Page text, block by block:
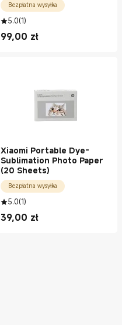
Bezpłatna wysyłka
5.0(1)
99,00 zł
Current Price zł99.00
Xiaomi Portable Dye-
Sublimation Photo Paper
(20 Sheets)
Bezpłatna wysyłka
5.0(1)
39,00 zł
Current Price zł39.00